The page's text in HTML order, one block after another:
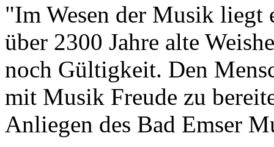
"Im Wesen der Musik liegt
über 2300 Jahre alte
noch Gültigkeit. Den
mit Musik Freude zu
Anliegen des Bad Emser